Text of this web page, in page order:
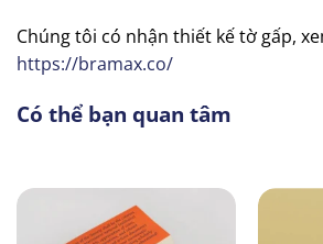
Chúng tôi có nhận thiết kế tờ gấp,
https://bramax.co/
Có thể bạn quan tâm